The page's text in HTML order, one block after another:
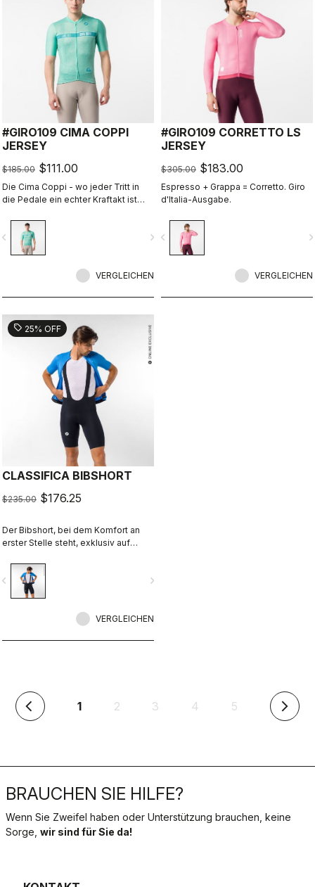
#GIRO109 CIMA COPPI
JERSEY
$185.00 $111.00
Die Cima Coppi - wo jeder Tritt in
die Pedale ein echter Kraftakt ist
werden muss.
navigate_next
VERGLEICHEN
#GIRO109 CORRETTO LS
JERSEY
$305.00 $183.00
Espresso + Grappa = Corretto. Giro
d'Italia-Ausgabe.
navigate_before
VERGLEICHEN
sell 25% OFF
CLASSIFICA BIBSHORT
$235.00 $176.25
Der Bibshort, bei dem Komfort an
erster Stelle steht, exklusiv auf
navigate_next
VERGLEICHEN
arrow_back_ios 1(aktuell)
2 3 4 5 arrow_forward_ios
BRAUCHEN SIE HILFE?
Wenn Sie Zweifel haben oder Unterstützung brauchen, keine
Sorge, wir sind für Sie da!